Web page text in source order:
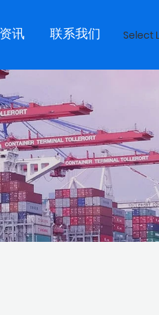
讯 联系我们 Select